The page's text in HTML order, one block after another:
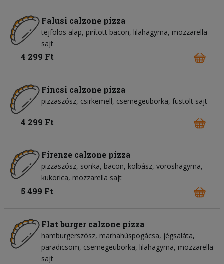
Falusi calzone pizza
tejfölös alap pirított bacon lilahagyma mozzarella
sajt
4 299 Ft
Fincsi calzone pizza
pizzaszósz csirkemell csemegeuborka füstölt sajt
4 299 Ft
Firenze calzone pizza
pizzaszósz sonka bacon kolbász vöröshagyma
kukorica mozzarella sajt
5 499 Ft
Flat burger calzone pizza
hamburgerszósz marhahúspogácsa jégsaláta
paradicsom csemegeuborka lilahagyma mozzarella
sajt